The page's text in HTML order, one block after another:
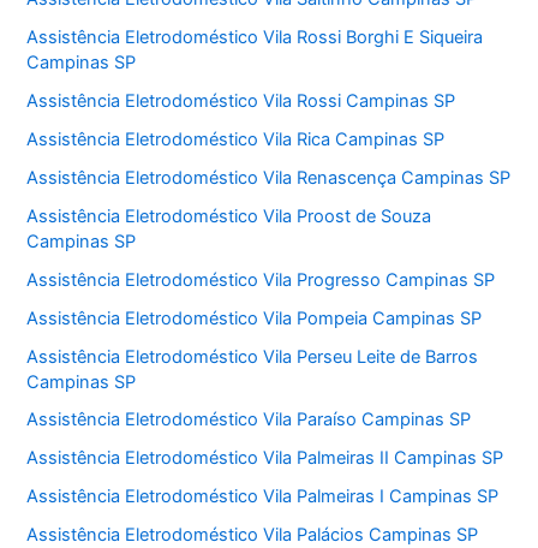
Assistência Eletrodoméstico Vila Rossi Borghi E Siqueira
Campinas SP
Assistência Eletrodoméstico Vila Rossi Campinas SP
Assistência Eletrodoméstico Vila Rica Campinas SP
Assistência Eletrodoméstico Vila Renascença Campinas SP
Assistência Eletrodoméstico Vila Proost de Souza
Campinas SP
Assistência Eletrodoméstico Vila Progresso Campinas SP
Assistência Eletrodoméstico Vila Pompeia Campinas SP
Assistência Eletrodoméstico Vila Perseu Leite de Barros
Campinas SP
Assistência Eletrodoméstico Vila Paraíso Campinas SP
Assistência Eletrodoméstico Vila Palmeiras II Campinas SP
Assistência Eletrodoméstico Vila Palmeiras I Campinas SP
Assistência Eletrodoméstico Vila Palácios Campinas SP